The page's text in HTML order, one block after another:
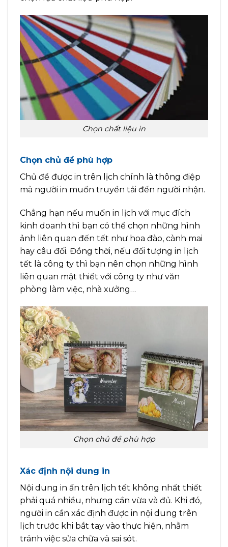
Chọn chất liệu in
Chọn chủ đề phù hợp
Chủ đề được in trên lịch chính là thông điệp
mà người in muốn truyền tải đến người nhận.
Chẳng hạn nếu muốn in lịch với mục đích
kinh doanh thì bạn có thể chọn những hình
ảnh liên quan đến tết như hoa đào, cành mai
hay câu đối. Đồng thời, nếu đối tượng in lịch
tết là công ty thì bạn nên chọn những hình
liên quan mật thiết với công ty như văn
phòng làm việc, nhà xưởng…
Chọn chủ đề phù hợp
Xác định nội dung in
Nội dung in ấn trên lịch tết không nhất thiết
phải quá nhiều, nhưng cần vừa và đủ. Khi đó,
người in cần xác định được in nội dung trên
lịch trước khi bắt tay vào thực hiện, nhằm
tránh việc sửa chữa và sai sót.